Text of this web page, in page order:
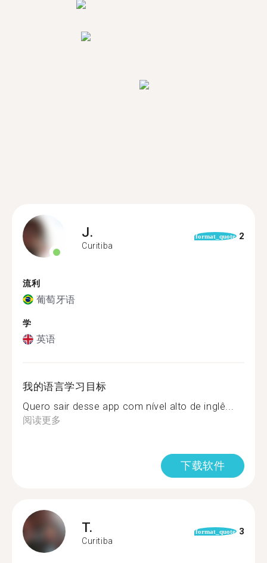
J.
Curitiba
format_quote 2
流利
葡萄牙语
学
英语
我的语言学习目标
Quero sair desse app com nível alto de inglê...
阅读更多
下载软件
T.
Curitiba
format_quote 3